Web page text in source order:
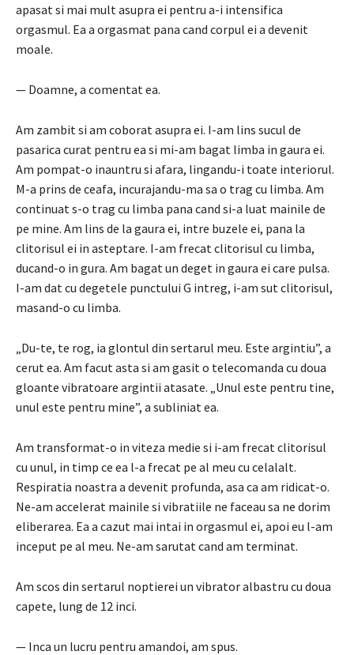
apasat si mai mult asupra ei pentru a-i intensifica
orgasmul. Ea a orgasmat pana cand corpul ei a devenit
moale.
— Doamne, a comentat ea.
Am zambit si am coborat asupra ei. I-am lins sucul de
pasarica curat pentru ea si mi-am bagat limba in gaura ei.
Am pompat-o inauntru si afara, lingandu-i toate interiorul.
M-a prins de ceafa, incurajandu-ma sa o trag cu limba. Am
continuat s-o trag cu limba pana cand si-a luat mainile de
pe mine. Am lins de la gaura ei, intre buzele ei, pana la
clitorisul ei in asteptare. I-am frecat clitorisul cu limba,
ducand-o in gura. Am bagat un deget in gaura ei care pulsa.
I-am dat cu degetele punctului G intreg, i-am sut clitorisul,
masand-o cu limba.
„Du-te, te rog, ia glontul din sertarul meu. Este argintiu”, a
cerut ea. Am facut asta si am gasit o telecomanda cu doua
gloante vibratoare argintii atasate. „Unul este pentru tine,
unul este pentru mine”, a subliniat ea.
Am transformat-o in viteza medie si i-am frecat clitorisul
cu unul, in timp ce ea l-a frecat pe al meu cu celalalt.
Respiratia noastra a devenit profunda, asa ca am ridicat-o.
Ne-am accelerat mainile si vibratiile ne faceau sa ne dorim
eliberarea. Ea a cazut mai intai in orgasmul ei, apoi eu l-am
inceput pe al meu. Ne-am sarutat cand am terminat.
Am scos din sertarul noptierei un vibrator albastru cu doua
capete, lung de 12 inci.
— Inca un lucru pentru amandoi, am spus.